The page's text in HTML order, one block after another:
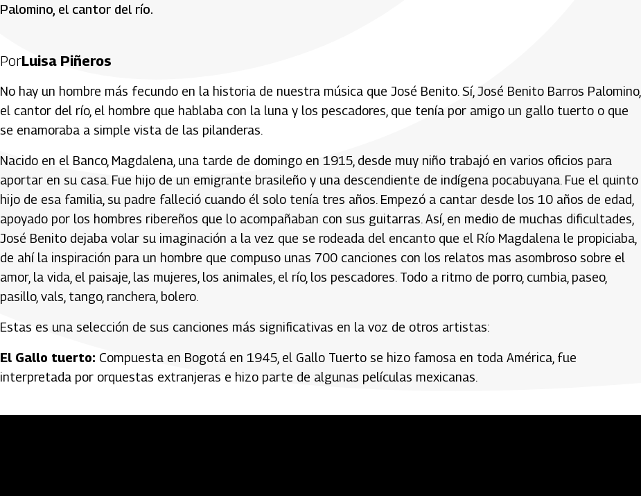
Palomino, el cantor del río.
PorLuisa Piñeros
No hay un hombre más fecundo en la historia de nuestra música que José Benito. Sí, José Benito Barros Palomino,
el cantor del río, el hombre que hablaba con la luna y los pescadores, que tenía por amigo un gallo tuerto o que
se enamoraba a simple vista de las pilanderas.
Nacido en el Banco, Magdalena, una tarde de domingo en 1915, desde muy niño trabajó en varios oficios para
aportar en su casa. Fue hijo de un emigrante brasileño y una descendiente de indígena pocabuyana. Fue el quinto
hijo de esa familia, su padre falleció cuando él solo tenía tres años. Empezó a cantar desde los 10 años de edad,
apoyado por los hombres ribereños que lo acompañaban con sus guitarras. Así, en medio de muchas dificultades,
José Benito dejaba volar su imaginación a la vez que se rodeada del encanto que el Río Magdalena le propiciaba,
de ahí la inspiración para un hombre que compuso unas 700 canciones con los relatos mas asombroso sobre el
amor, la vida, el paisaje, las mujeres, los animales, el río, los pescadores. Todo a ritmo de porro, cumbia, paseo,
pasillo, vals, tango, ranchera, bolero.
Estas es una selección de sus canciones más significativas en la voz de otros artistas:
El Gallo tuerto: Compuesta en Bogotá en 1945, el Gallo Tuerto se hizo famosa en toda América, fue
interpretada por orquestas extranjeras e hizo parte de algunas películas mexicanas.